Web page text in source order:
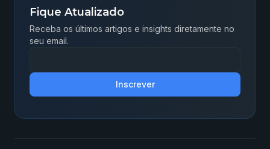
Fique Atualizado
Receba os últimos artigos e insights diretamente no
seu email.
Inscrever